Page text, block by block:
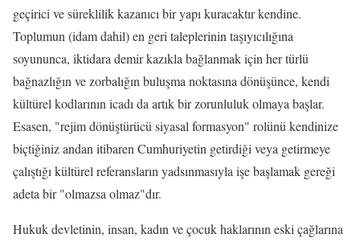
geçirici ve süreklilik kazanıcı bir yapı kuracaktır kendine.
Toplumun (idam dahil) en geri taleplerinin taşıyıcılığına
soyununca, iktidara demir kazıkla bağlanmak için her türlü
bağnazlığın ve zorbalığın buluşma noktasına dönüşünce, kendi
kültürel kodlarının icadı da artık bir zorunluluk olmaya başlar.
Esasen, "rejim dönüştürücü siyasal formasyon" rolünü kendinize
biçtiğiniz andan itibaren Cumhuriyetin getirdiği veya getirmeye
çalıştığı kültürel referansların yadsınmasıyla işe başlamak gereği
adeta bir "olmazsa olmaz"dır.
Hukuk devletinin, insan, kadın ve çocuk haklarının eski çağlarına